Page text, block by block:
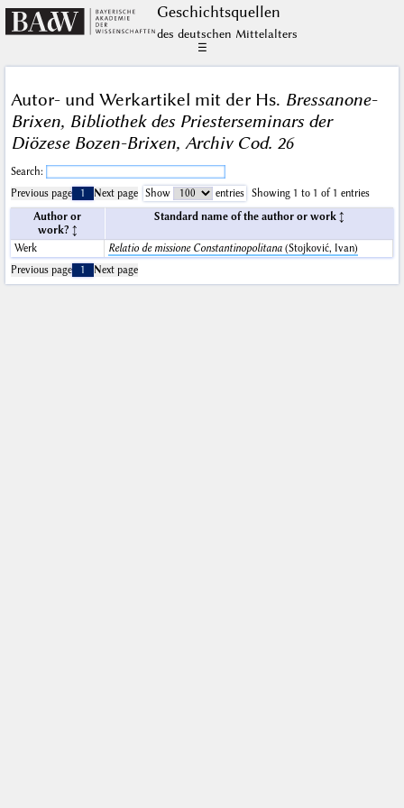
Geschichts­quellen
des deutschen Mittelalters
☰
Autor- und Werkartikel mit der Hs. Bressanone-
Brixen, Bibliothek des Priesterseminars der
Diözese Bozen-Brixen, Archiv Cod. 26
Search:
Previous page
1 Next page Show entries
Showing 1 to 1 of 1 entries
Author or
work?
Standard name of the author or work
Werk Relatio de missione Constantinopolitana(Stojković, Ivan)
Previous page
1 Next page